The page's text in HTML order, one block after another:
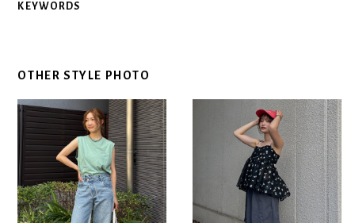
KEYWORDS
OTHER STYLE PHOTO